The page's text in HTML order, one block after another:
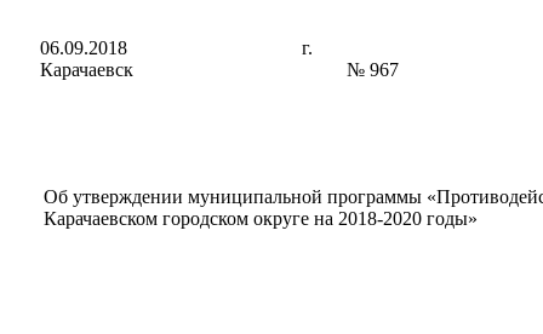
06.09.2018 г.
Карачаевск № 967
Об утверждении муниципальной программы
Карачаевском городском округе на 2018-2020 годы»